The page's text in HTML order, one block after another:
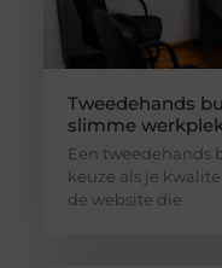
Tweedehands
slimme
Een tweedehands
keuze als je
de website die